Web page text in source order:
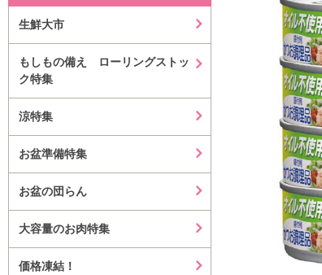
生鮮大市
もしもの備え ローリングストッ
ク特集
涼特集
お盆準備特集
お盆の団らん
大容量のお肉特集
価格凍結！